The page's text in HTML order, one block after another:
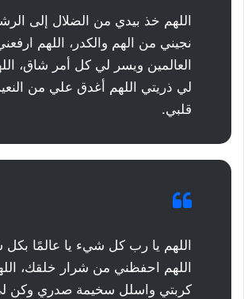
اللهم خذ بيدي من الضلال إلى
نجيني من الهم والكدر، اللهم
العالمين ويسر لي كل أمر شاق،
لي ذريتي اللهم أغدق علي من
قلبي.
اللهم يا رب كل شيء يا عالمًا
اللهم احفظني من شرار خلقك،
كربتي واسلل سخيمة صدري وكن